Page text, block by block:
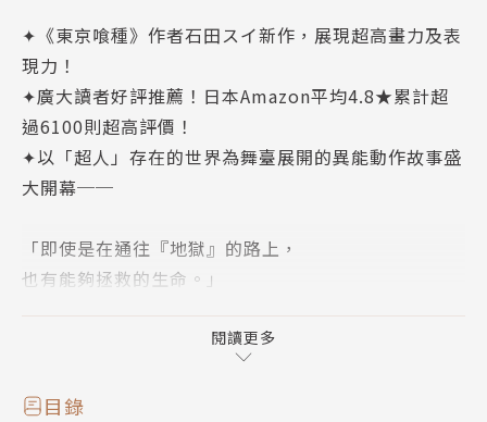
✦《東京喰種》作者石田スイ新作，展現超高畫力及表
現力！
✦廣大讀者好評推薦！日本Amazon平均4.8★累計超
過6100則超高評價！
✦以「超人」存在的世界為舞臺展開的異能動作故事盛
大開幕──
「即使是在通往『地獄』的路上，
也有能夠拯救的生命。」
銷量累計突破200萬冊!!
超人X獲得海內外極大迴響！
閱讀更多
目錄